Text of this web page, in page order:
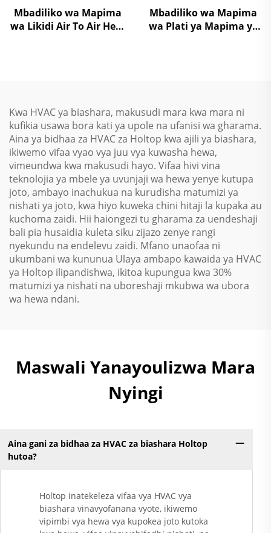
Mbadiliko wa Mapima
wa Likidi Air To Air Heat
Mbadiliko wa Mapima
wa Plati ya Mapima ya
Kwa HVAC ya biashara, makusudi mara kwa mara ni
kufikia usawa bora kati ya upole na ufanisi wa gharama.
Aina ya bidhaa za HVAC za Holtop kwa ajili ya biashara,
ikiwemo vifaa vyao vya juu vya kuwasha hewa,
vimeundwa kwa makusudi hayo. Vifaa hivi vina
teknolojia ya mbele ya uvunjaji wa hewa yenye kutupa
joto, ambayo inachukua na kurudisha matumizi ya
nishati ya joto, kwa hiyo kuweka chini hitaji la kupaka au
kuchoma zaidi. Hii haiongezi tu gharama za uendeshaji
bali pia husaidia kuleta siku zijazo zenye rangi
nyekundu na endelevu zaidi. Mfano unaofaa ni
ukumbani wa kununua Ulaya ambapo kawaida ya HVAC
ya Holtop ilipandishwa, ikitoa kupungua kwa 30%
matumizi ya nishati na uboreshaji mkubwa wa ubora
wa hewa ndani.
Maswali Yanayoulizwa Mara
Nyingi
Aina gani za bidhaa za HVAC za biashara Holtop
hutoa?
Holtop inatekeleza vifaa vya HVAC vya
biashara vinavyofanana vyote, ikiwemo
vipimbi vya hewa vya kupokea joto kutoka